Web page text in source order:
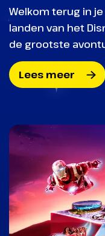
Welkom terug in
landen van het
de grootste
Lees meer